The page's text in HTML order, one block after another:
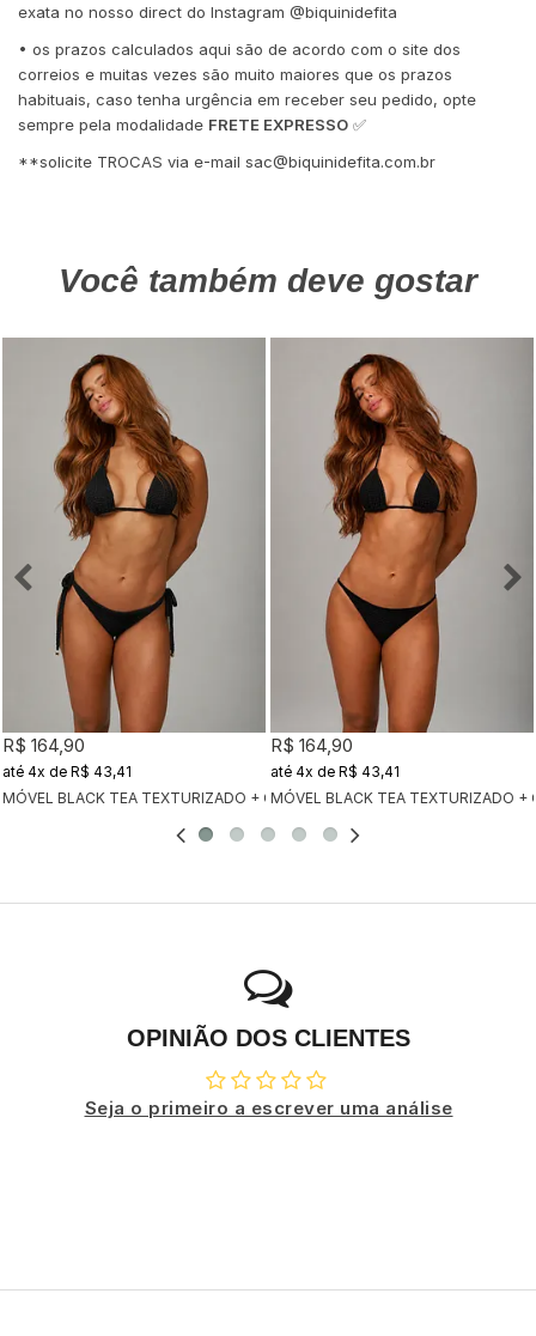
exata no nosso direct do Instagram @biquinidefita
• os prazos calculados aqui são de acordo com o site dos
correios e muitas vezes são muito maiores que os prazos
habituais, caso tenha urgência em receber seu pedido, opte
sempre pela modalidade FRETE EXPRESSO ✅
**solicite TROCAS via e-mail sac@biquinidefita.com.br
Você também deve gostar
MÓVEL BLACK TEA TEXTURIZADO + CALCINHA CLÁSSICA BLACK TEA
R$ 164,90
4x de R$ 43,41
MÓVEL BLACK TEA TEXTURIZADO +
R$ 164,90
4x de R$ 43,41
OPINIÃO DOS CLIENTES
Seja o primeiro a escrever uma análise